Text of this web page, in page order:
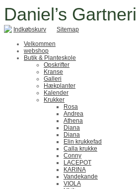
Daniel’s
Indkøbskurv Sitemap
Velkommen
webshop
Butik & Planteskole
Opskrifter
Kranse
Galleri
Hækplanter
Kalender
Krukker
Rosa
Andrea
Athena
Diana
Diana
Elin krukkefad
Calla krukke
Conny
LACEPOT
KARINA
Vandekande
VIOLA